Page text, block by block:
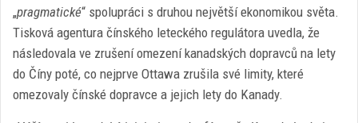
„pragmatické“ spolupráci s druhou největší ekonomikou světa.
Tisková agentura čínského leteckého regulátora uvedla, že
následovala ve zrušení omezení kanadských dopravců na lety
do Číny poté, co nejprve Ottawa zrušila své limity, které
omezovaly čínské dopravce a jejich lety do Kanady.